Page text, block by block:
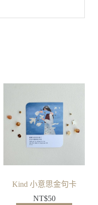
Kind 小意思金句卡
NT$50